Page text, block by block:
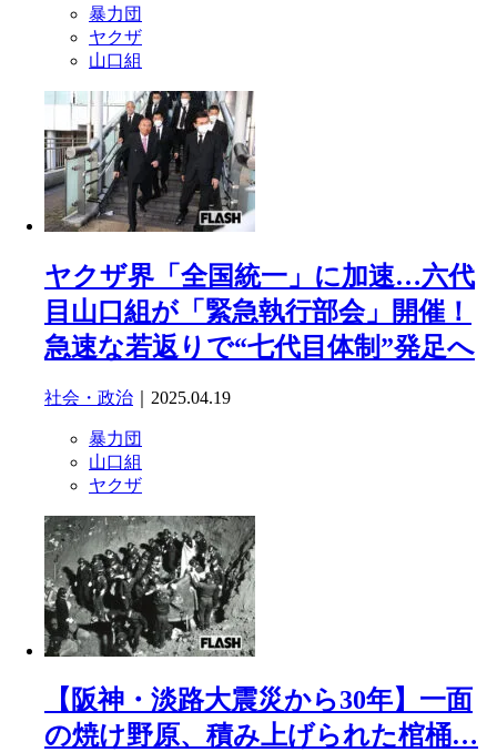
暴力団
ヤクザ
山口組
ヤクザ界「全国統一」に加速…六代
目山口組が「緊急執行部会」開催！
急速な若返りで“七代目体制”発足へ
社会・政治 ｜2025.04.19
暴力団
山口組
ヤクザ
【阪神・淡路大震災から30年】一面
の焼け野原、積み上げられた棺桶…